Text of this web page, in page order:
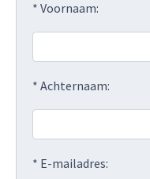
* Voornaam:
* Achternaam:
* E-mailadres: